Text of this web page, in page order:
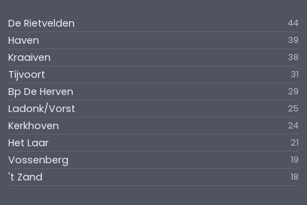
De Rietvelden 44
Haven 39
Kraaiven 38
Tijvoort 31
Bp De Herven 29
Ladonk/Vorst 25
Kerkhoven 24
Het Laar 21
Vossenberg 19
't Zand 18